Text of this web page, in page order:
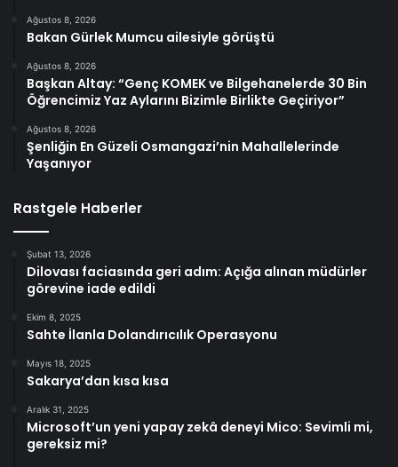
Ağustos 8, 2026
Bakan Gürlek Mumcu ailesiyle görüştü
Ağustos 8, 2026
Başkan Altay: “Genç KOMEK ve Bilgehanelerde 30 Bin
Öğrencimiz Yaz Aylarını Bizimle Birlikte Geçiriyor”
Ağustos 8, 2026
Şenliğin En Güzeli Osmangazi’nin Mahallelerinde
Yaşanıyor
Rastgele Haberler
Şubat 13, 2026
Dilovası faciasında geri adım: Açığa alınan müdürler
görevine iade edildi
Ekim 8, 2025
Sahte İlanla Dolandırıcılık Operasyonu
Mayıs 18, 2025
Sakarya’dan kısa kısa
Aralık 31, 2025
Microsoft’un yeni yapay zekâ deneyi Mico: Sevimli mi,
gereksiz mi?